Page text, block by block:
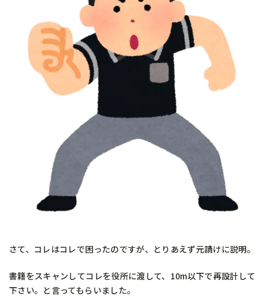
さて、コレはコレで困ったのですが、とりあえず元請けに説明。
書籍をスキャンしてコレを役所に渡して、10m以下で再設計して
下さい。と言ってもらいました。